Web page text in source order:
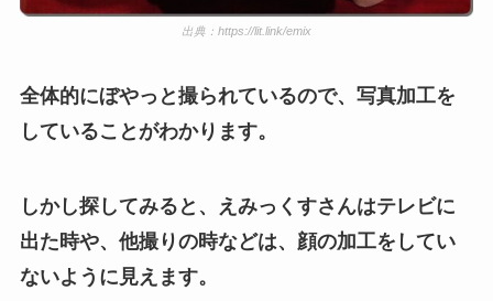
出典：https://lit.link/emix
全体的にぼやっと撮られているので、写真加工を
していることがわかります。
しかし探してみると、えみっくすさんはテレビに
出た時や、他撮りの時などは、顔の加工をしてい
ないように見えます。